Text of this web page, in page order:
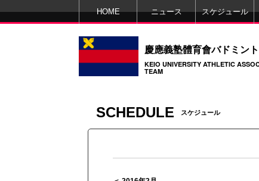
HOME ニュース スケジュール
慶應義塾體育會バドミン
KEIO UNIVERSITY ATHLETIC
TEAM
SCHEDULE スケジュール